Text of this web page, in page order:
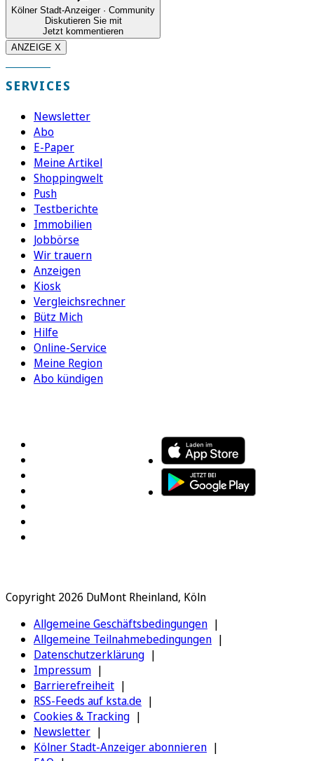
Kölner Stadt-Anzeiger · Community
Diskutieren Sie mit
Jetzt kommentieren
ANZEIGE X
SERVICES
Newsletter
Abo
E-Paper
Meine Artikel
Shoppingwelt
Push
Testberichte
Immobilien
Jobbörse
Wir trauern
Anzeigen
Kiosk
Vergleichsrechner
Bütz Mich
Hilfe
Online-Service
Meine Region
Abo kündigen
Copyright 2026 DuMont Rheinland, Köln
Allgemeine Geschäftsbedingungen
Allgemeine Teilnahmebedingungen
Datenschutzerklärung
Impressum
Barrierefreiheit
RSS-Feeds auf ksta.de
Cookies & Tracking
Newsletter
Kölner Stadt-Anzeiger abonnieren